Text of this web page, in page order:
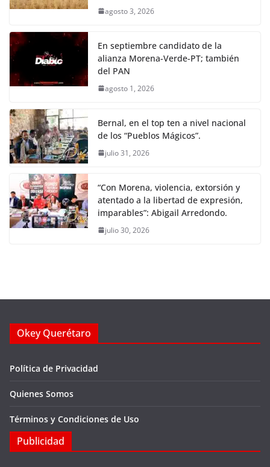
agosto 3, 2026
En septiembre candidato de la
alianza Morena-Verde-PT; también
del PAN
agosto 1, 2026
Bernal, en el top ten a nivel nacional
de los “Pueblos Mágicos”.
julio 31, 2026
“Con Morena, violencia, extorsión y
atentado a la libertad de expresión,
imparables”: Abigail Arredondo.
julio 30, 2026
Okey Querétaro
Política de Privacidad
Quienes Somos
Términos y Condiciones de Uso
Publicidad